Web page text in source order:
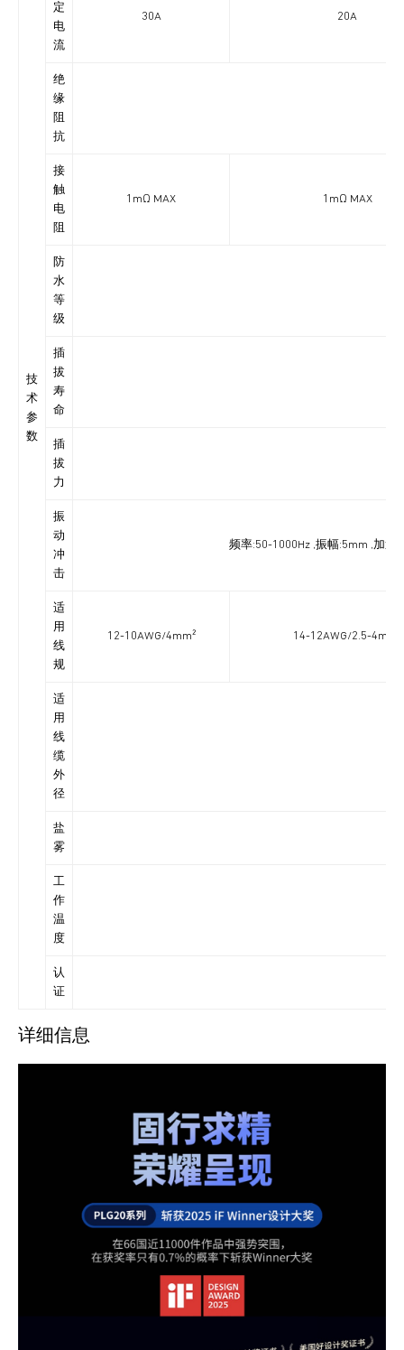
技
术
参
数
定
电
流
30A 20A
绝
缘
阻
抗
接
触
电
阻
1mΩ MAX 1mΩ MAX
防
水
等
级
插
拔
寿
命
插
拔
力
振
动
冲
击
频率:50-1000Hz ,振幅:5mm ,加
适
用
线
规
12-10AWG/4mm² 14-12AWG/2.5-4mm²
适
用
线
缆
外
径
盐
雾
工
作
温
度
认
证
详细信息